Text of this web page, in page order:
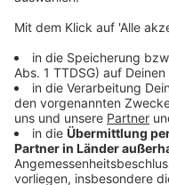
Anzeige
Messefeeling -
Anzeige
DieIndie Arenawird